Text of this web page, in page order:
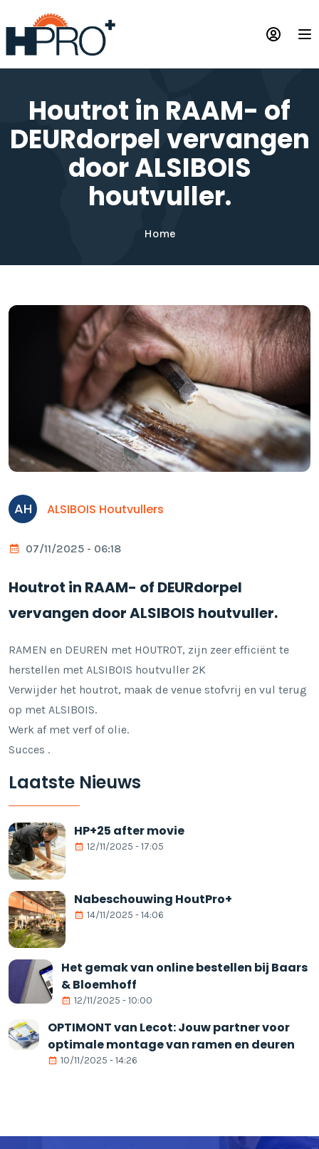
en
naar
de
Houtrot in RAAM- of
DEURdorpel vervangen
door ALSIBOIS
houtvuller.
Home
AH ALSIBOIS Houtvullers
07/11/2025 - 06:18
Houtrot in RAAM- of DEURdorpel
vervangen door ALSIBOIS houtvuller.
RAMEN en DEUREN met HOUTROT, zijn zeer efficiënt te
herstellen met ALSIBOIS houtvuller 2K
Verwijder het houtrot, maak de venue stofvrij en vul terug
op met ALSIBOIS.
Werk af met verf of olie.
Succes .
Laatste Nieuws
HP+25 after movie
12/11/2025 - 17:05
Nabeschouwing HoutPro+
14/11/2025 - 14:06
Het gemak van online bestellen bij Baars
& Bloemhoff
12/11/2025 - 10:00
OPTIMONT van Lecot: Jouw partner voor
optimale montage van ramen en deuren
10/11/2025 - 14:26